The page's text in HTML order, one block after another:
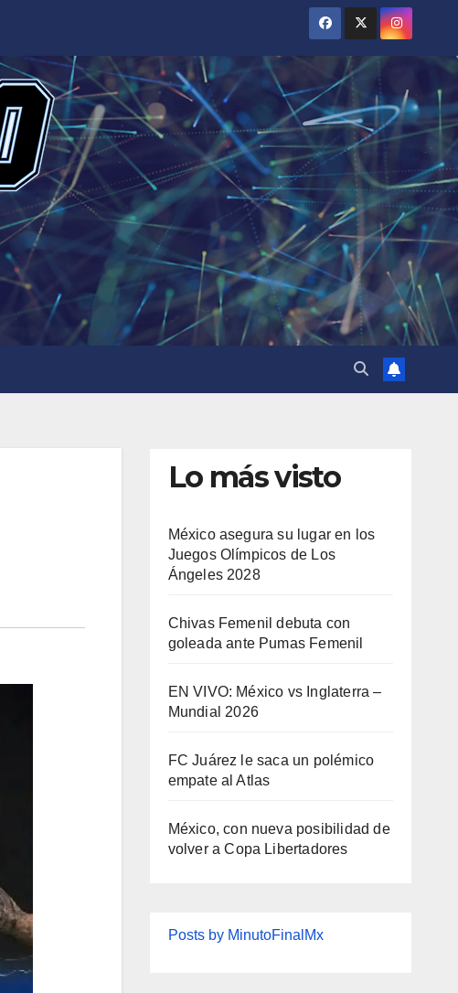
Lo más visto
México asegura su lugar en los
Juegos Olímpicos de Los
Ángeles 2028
Chivas Femenil debuta con
goleada ante Pumas Femenil
EN VIVO: México vs Inglaterra –
Mundial 2026
FC Juárez le saca un polémico
empate al Atlas
México, con nueva posibilidad de
volver a Copa Libertadores
Posts by MinutoFinalMx